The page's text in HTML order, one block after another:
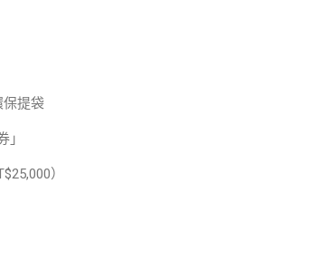
保提袋
）